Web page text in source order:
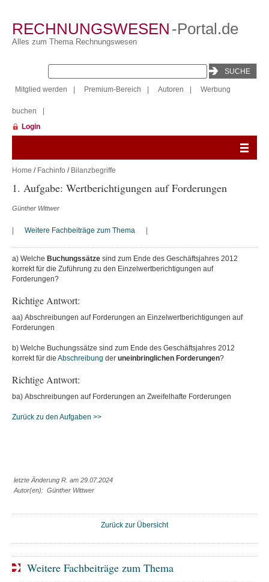
RECHNUNGSWESEN -Portal.de
Alles zum Thema Rechnungswesen
Mitglied werden Premium-Bereich Autoren Werbung
buchen
Login
Home / Fachinfo / Bilanzbegriffe
1. Aufgabe: Wertberichtigungen auf Forderungen
Günther Wittwer
Weitere Fachbeiträge zum Thema
a) Welche Buchungssätze sind zum Ende des Geschäftsjahres 2012
korrekt für die Zuführung zu den Einzelwertberichtigungen auf
Forderungen?
Richtige Antwort:
aa) Abschreibungen auf Forderungen an Einzelwertberichtigungen auf
Forderungen
b) Welche Buchungssätze sind zum Ende des Geschäftsjahres 2012
korrekt für die Abschreibung der uneinbringlichen Forderungen?
Richtige Antwort:
ba) Abschreibungen auf Forderungen an Zweifelhafte Forderungen
Zurück zu den Aufgaben >>
letzte Änderung R. am 29.07.2024
Autor(en): Günther Wittwer
Zurück zur Übersicht
Weitere Fachbeiträge zum Thema